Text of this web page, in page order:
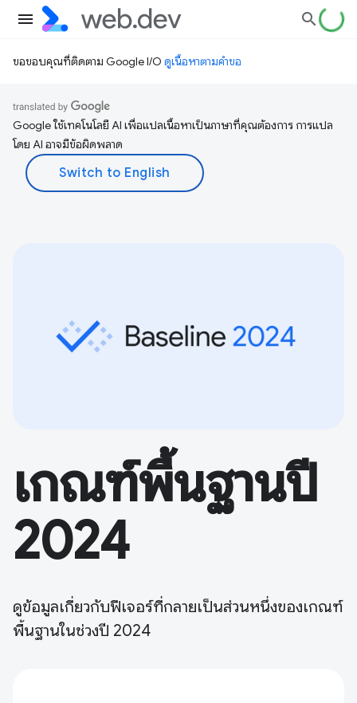
ขอขอบคุณที่ติดตาม Google I/O ดูเนื้อหาตามคำขอ
Google ใช้เทคโนโลยี AI เพื่อแปลเนื้อหาเป็นภาษาที่คุณต้องการ การแปล
โดย AI อาจมีข้อผิดพลาด
เกณฑ์พื้นฐานปี
2024
ดูข้อมูลเกี่ยวกับฟีเจอร์ที่กลายเป็นส่วนหนึ่งของเกณฑ์
พื้นฐานในช่วงปี 2024